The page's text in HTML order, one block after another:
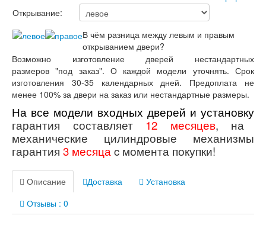
Лабиринт Лаб Про
Лабиринт Лайн Вайт
Лабиринт Леолаб
Лабиринт Лондон
Лабиринт Лофт
Лабиринт Мегаполис
Лабиринт Норд Плюс
Лабиринт Нью Йорк
Лабиринт Пазл
Лабиринт Пиано
Лабиринт Пиано Смарт 2.0
Лабиринт Платинум
Лабиринт Полярис лайт
Лабиринт Роял
Лабиринт Сильвер
Лабиринт Сияна
Открывание:
В чём разница между левым и правым
открыванием двери?
Возможно изготовление дверей нестандартных
размеров "под заказ". О каждой модели уточнять. Срок
изготовления 30-35 календарных дней. Предоплата не
менее 100% за двери на заказ или нестандартные размеры.
На все модели входных дверей и установку
гарантия составляет 12 месяцев, на
механические цилиндровые механизмы
гарантия 3 месяца c момента покупки!
Описание Доставка
Установка
Отзывы : 0